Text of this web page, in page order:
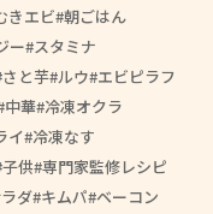
きエビ 朝ごはん
ー スタミナ
さと芋 ルウ エビピラフ
中華 冷凍オクラ
イ 冷凍なす
子供 専門家監修レシピ
ダ キムパ ベーコン